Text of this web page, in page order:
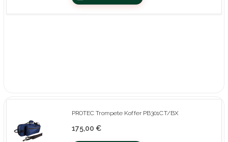
PROTEC Trompete Koffer PB301CT/BX
175,00 €